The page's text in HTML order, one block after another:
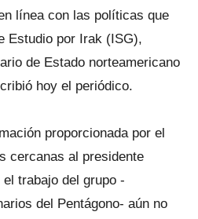
línea con las políticas que
Estudio por Irak (ISG),
de Estado norteamericano
hoy el periódico.
proporcionada por el
cercanas al presidente
trabajo del grupo -
del Pentágono- aún no